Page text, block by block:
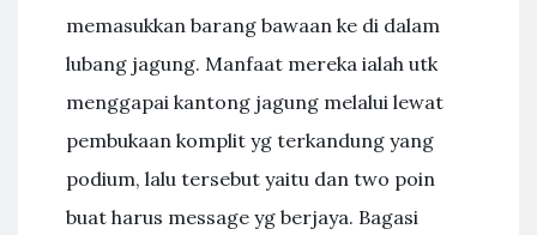
memasukkan barang bawaan ke di dalam
lubang jagung. Manfaat mereka ialah utk
menggapai kantong jagung melalui lewat
pembukaan komplit yg terkandung yang
podium, lalu tersebut yaitu dan two poin
buat harus message yg berjaya. Bagasi